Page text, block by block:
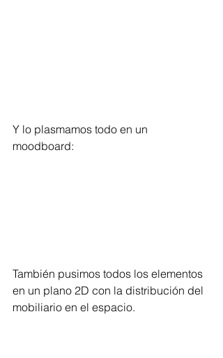
Y lo plasmamos todo en un
moodboard:
También pusimos todos los elementos
en un plano 2D con la distribución del
mobiliario en el espacio.